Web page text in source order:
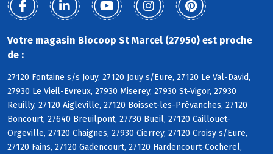
Votre magasin Biocoop St Marcel (27950) est proche
de :
27120 Fontaine s/s Jouy, 27120 Jouy s/Eure, 27120 Le Val-David,
27930 Le Vieil-Evreux, 27930 Miserey, 27930 St-Vigor, 27930
Reuilly, 27120 Aigleville, 27120 Boisset-les-Prévanches, 27120
Boncourt, 27640 Breuilpont, 27730 Bueil, 27120 Caillouet-
Orgeville, 27120 Chaignes, 27930 Cierrey, 27120 Croisy s/Eure,
27120 Fains, 27120 Gadencourt, 27120 Hardencourt-Cocherel,